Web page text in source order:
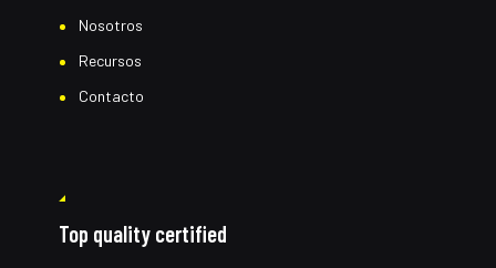
Nosotros
Recursos
Contacto
Top quality certified